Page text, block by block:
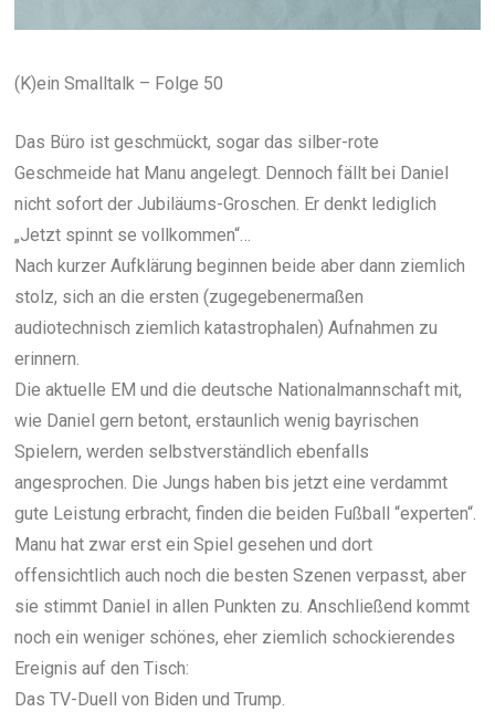
(K)ein Smalltalk – Folge 50
Das Büro ist geschmückt, sogar das silber-rote
Geschmeide hat Manu angelegt. Dennoch fällt bei Daniel
nicht sofort der Jubiläums-Groschen. Er denkt lediglich
„Jetzt spinnt se vollkommen“…
Nach kurzer Aufklärung beginnen beide aber dann ziemlich
stolz, sich an die ersten (zugegebenermaßen
audiotechnisch ziemlich katastrophalen) Aufnahmen zu
erinnern.
Die aktuelle EM und die deutsche Nationalmannschaft mit,
wie Daniel gern betont, erstaunlich wenig bayrischen
Spielern, werden selbstverständlich ebenfalls
angesprochen. Die Jungs haben bis jetzt eine verdammt
gute Leistung erbracht, finden die beiden Fußball “experten“.
Manu hat zwar erst ein Spiel gesehen und dort
offensichtlich auch noch die besten Szenen verpasst, aber
sie stimmt Daniel in allen Punkten zu. Anschließend kommt
noch ein weniger schönes, eher ziemlich schockierendes
Ereignis auf den Tisch:
Das TV-Duell von Biden und Trump.